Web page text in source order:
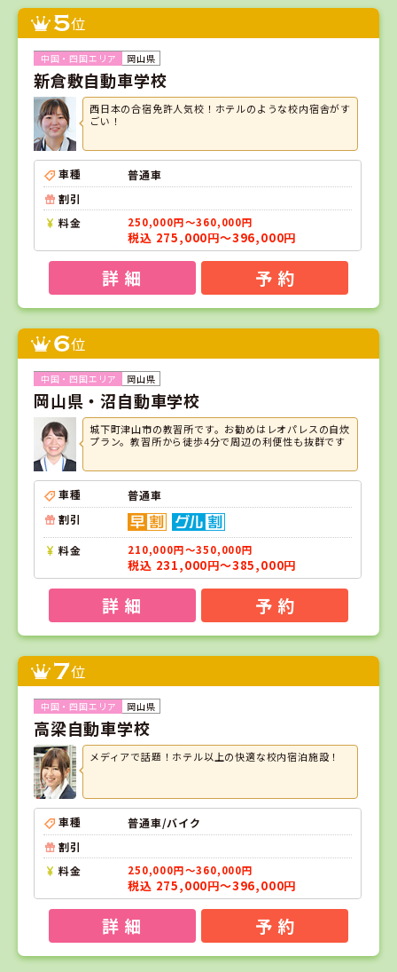
5位
岡山県
新倉敷自動車学校
西日本の合宿免許人気校！ホテルのような校内宿舎がす
ごい！
車種
普通車
割引
料金
250,000円～360,000円
税込 275,000円～396,000円
詳 細 予 約
6位
岡山県
岡山県・沼自動車学校
城下町津山市の教習所です。お勧めはレオパレスの自炊
プラン。教習所から徒歩4分で周辺の利便性も抜群です
車種
普通車
割引
料金 210,000円～350,000円
税込 231,000円～385,000円
詳 細 予 約
7位
岡山県
高梁自動車学校
メディアで話題！ホテル以上の快適な校内宿泊施設！
車種
普通車/バイク
割引
料金
250,000円～360,000円
税込 275,000円～396,000円
詳 細 予 約